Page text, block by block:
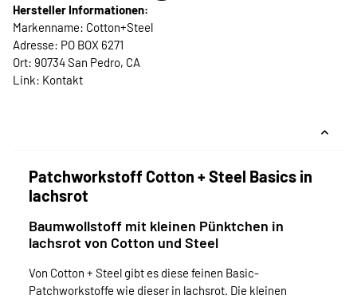
Hersteller Informationen:
Markenname: Cotton+Steel
Adresse: PO BOX 6271
Ort: 90734 San Pedro, CA
Link: Kontakt
Patchworkstoff Cotton + Steel Basics in
lachsrot
Baumwollstoff mit kleinen Pünktchen in
lachsrot von Cotton und Steel
Von Cotton + Steel gibt es diese feinen Basic-
Patchworkstoffe wie dieser in lachsrot. Die kleinen